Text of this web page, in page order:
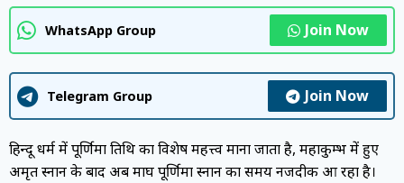
WhatsApp Group Join Now
Telegram Group Join Now
हिन्दू धर्म में पूर्णिमा तिथि का विशेष महत्त्व माना जाता है, महाकुम्भ में हुए
अमृत स्नान के बाद अब माघ पूर्णिमा स्नान का समय नजदीक आ रहा है।